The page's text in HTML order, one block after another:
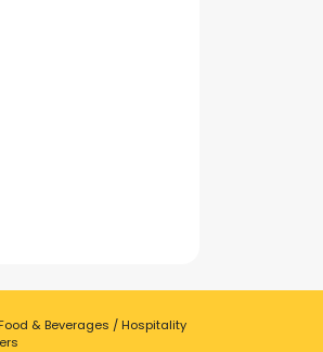
& Beverages / Hospitality